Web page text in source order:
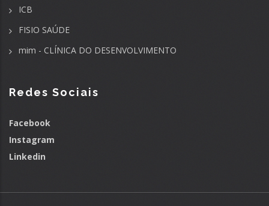
ICB
FISIO SAÚDE
mim - CLÍNICA DO DESENVOLVIMENTO
Redes Sociais
Facebook
Instagram
Linkedin